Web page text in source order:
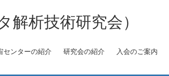
析技術研究会）
センターの紹介 研究会の紹介 入会のご案内